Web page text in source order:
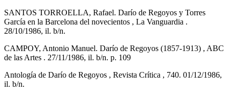
SANTOS TORROELLA, Rafael. Darío de Regoyos y Torres
García en la Barcelona del novecientos , La Vanguardia .
28/10/1986, il. b/n.
CAMPOY, Antonio Manuel. Darío de Regoyos (1857-1913) , ABC
de las Artes . 27/11/1986, il. b/n. p. 109
Antología de Darío de Regoyos , Revista Crítica , 740. 01/12/1986,
il. b/n.